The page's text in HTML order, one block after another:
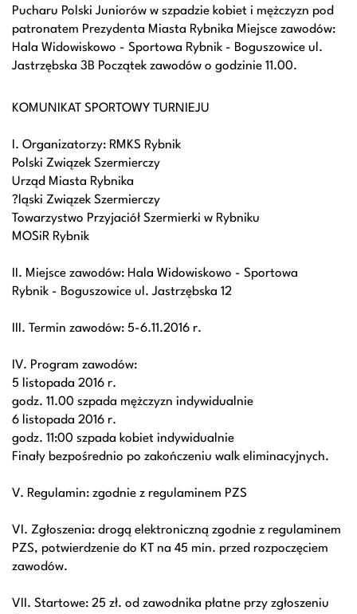
Pucharu Polski Juniorów w szpadzie kobiet i mężczyzn pod
patronatem Prezydenta Miasta Rybnika Miejsce zawodów:
Hala Widowiskowo - Sportowa Rybnik - Boguszowice ul.
Jastrzębska 3B Początek zawodów o godzinie 11.00.
KOMUNIKAT SPORTOWY TURNIEJU
I. Organizatorzy: RMKS Rybnik
Polski Związek Szermierczy
Urząd Miasta Rybnika
?ląski Związek Szermierczy
Towarzystwo Przyjaciół Szermierki w Rybniku
MOSiR Rybnik
II. Miejsce zawodów: Hala Widowiskowo - Sportowa
Rybnik - Boguszowice ul. Jastrzębska 12
III. Termin zawodów: 5-6.11.2016 r.
IV. Program zawodów:
5 listopada 2016 r.
godz. 11.00 szpada mężczyzn indywidualnie
6 listopada 2016 r.
godz. 11:00 szpada kobiet indywidualnie
Finały bezpośrednio po zakończeniu walk eliminacyjnych.
V. Regulamin: zgodnie z regulaminem PZS
VI. Zgłoszenia: drogą elektroniczną zgodnie z regulaminem
PZS, potwierdzenie do KT na 45 min. przed rozpoczęciem
zawodów.
VII. Startowe: 25 zł. od zawodnika płatne przy zgłoszeniu